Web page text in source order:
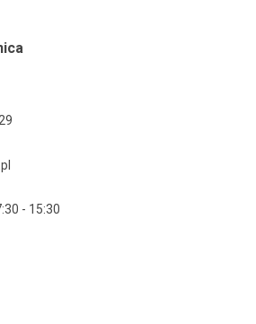
- 15:30